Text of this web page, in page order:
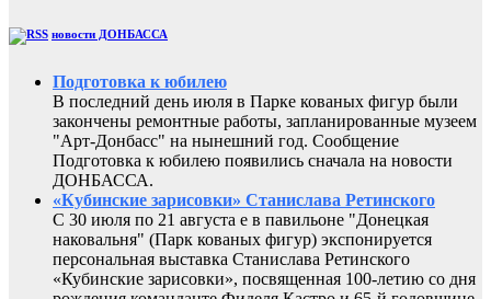
новости ДОНБАССА
Подготовка к юбилею
В последний день июля в Парке кованых фигур были
закончены ремонтные работы, запланированные музеем
"Арт-Донбасс" на нынешний год. Сообщение
Подготовка к юбилею появились сначала на новости
ДОНБАССА.
«Кубинские зарисовки» Станислава Ретинского
С 30 июля по 21 августа е в павильоне "Донецкая
наковальня" (Парк кованых фигур) экспонируется
персональная выставка Станислава Ретинского
«Кубинские зарисовки», посвященная 100-летию со дня